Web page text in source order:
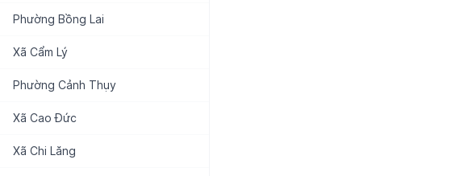
Phường Bồng Lai
Xã Cẩm Lý
Phường Cảnh Thụy
Xã Cao Đức
Xã Chi Lăng